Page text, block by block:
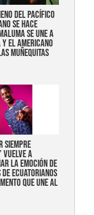
DEL PACÍFICO
SE HACE
SE UNE A
EL AMERICANO
MUÑEQUITAS
siempre
vuelve a
la emoción de
ecuatorianos
que une al